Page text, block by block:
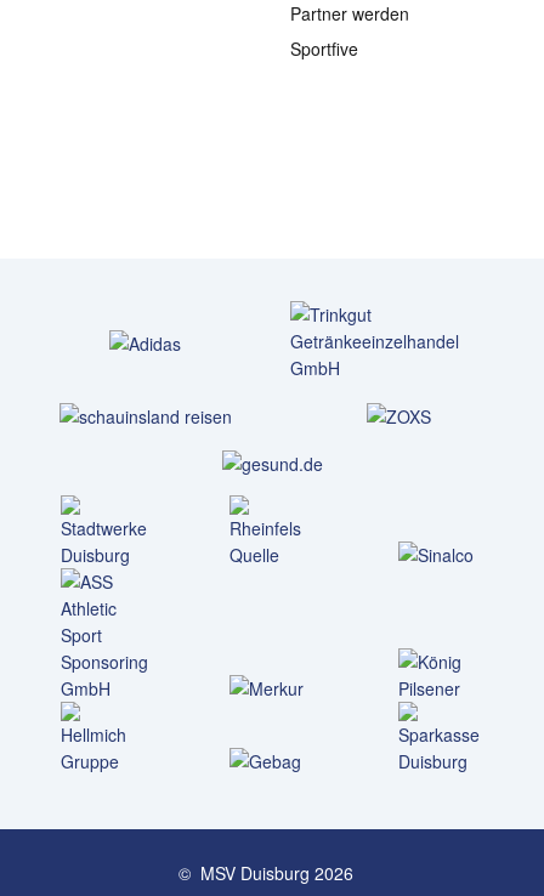
Partner werden
Sportfive
© MSV Duisburg 2026